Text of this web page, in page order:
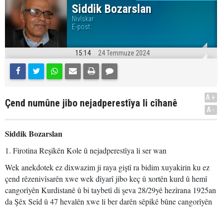
Tirkiye, Pakistan û Erebistana Siûdî ‘Peymana Mekeyê’
îmze kir
Siddik Bozarslan
Nivîskar
E-post:
15:14 24 Temmuze 2024
Çend numûne jibo nejadperestîya li cîhanê
A+
A-
Siddik Bozarslan
1. Firotina Reşikên Kole û nejadperestîya li ser wan
Wek anekdotek ez dixwazim ji raya giştî ra bidim xuyakirin ku ez
çend rêzenivîsarên xwe wek dîyarî jibo keç û xortên kurd û hemî
cangorîyên Kurdistanê û bi taybetî di şeva 28/29yê hezîrana 1925an
da Şêx Seîd û 47 hevalên xwe li ber darên sêpikê bûne cangorîyên